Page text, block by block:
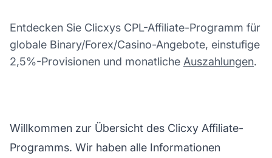
Entdecken Sie Clicxys CPL-Affiliate-Programm für
globale Binary/Forex/Casino-Angebote, einstufige
2,5%-Provisionen und monatliche Auszahlungen.
Willkommen zur Übersicht des Clicxy Affiliate-
Programms. Wir haben alle Informationen